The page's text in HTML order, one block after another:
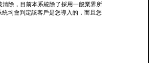
清除，目前本系統除了採用一般業界所
均會判定該客戶是您導入的，而且您